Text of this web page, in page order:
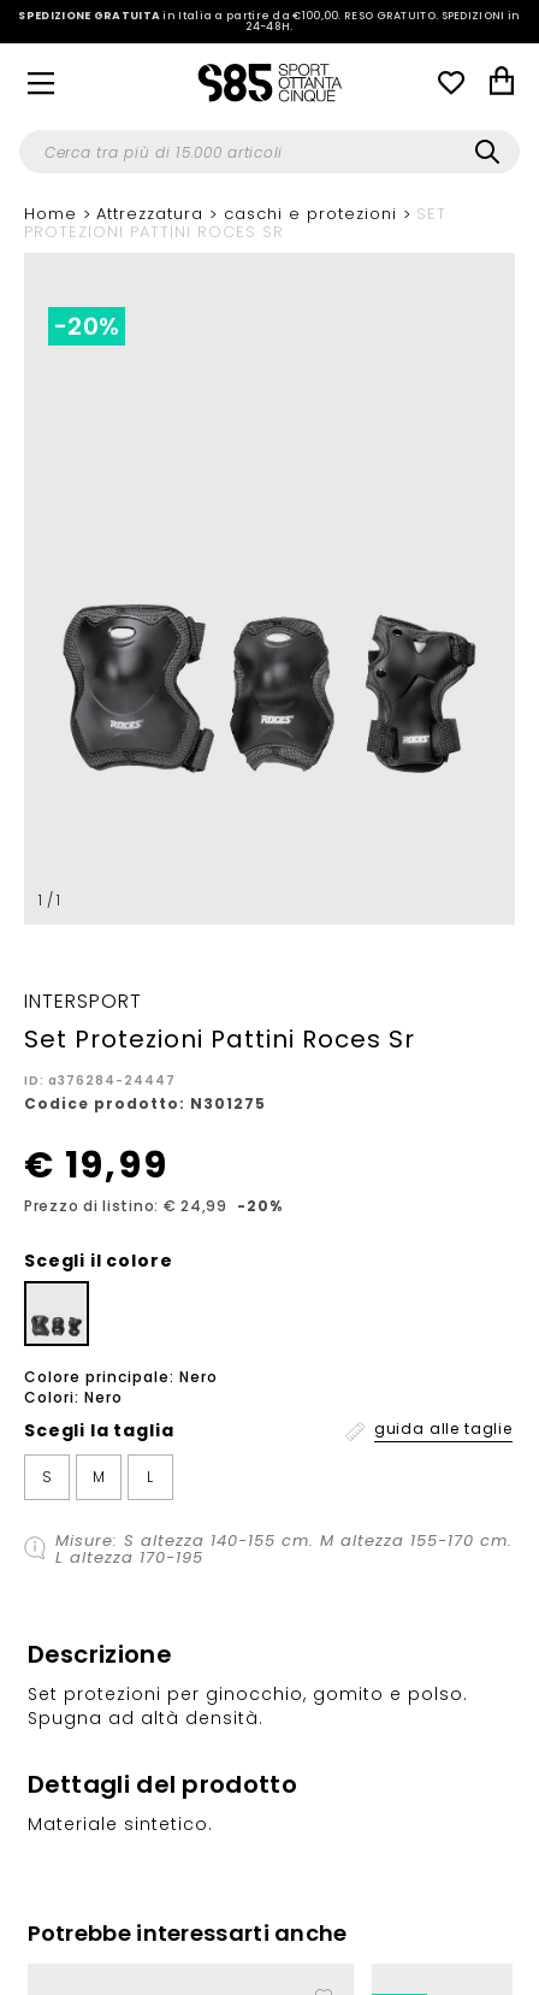
SPEDIZIONE GRATUITAin Italia a partire da €100,00.RESO GRATUITO. SPEDIZIONI in
24-48H.
Home Attrezzatura caschi e protezioni SET
PROTEZIONI PATTINI ROCES SR
1 / 1
-20%
INTERSPORT
Set Protezioni Pattini Roces Sr
ID: a376284-24447
Codice prodotto: N301275
€ 19,99
Prezzo di listino: € 24,99 -20%
Scegli il colore
Colore principale: Nero
Colori: Nero
Scegli la taglia guida alle taglie
S M L
Misure: S altezza 140-155 cm. M altezza 155-170 cm.
L altezza 170-195
Descrizione
Set protezioni per ginocchio, gomito e polso.
Spugna ad altà densità.
Dettagli del prodotto
Materiale sintetico.
Potrebbe interessarti anche